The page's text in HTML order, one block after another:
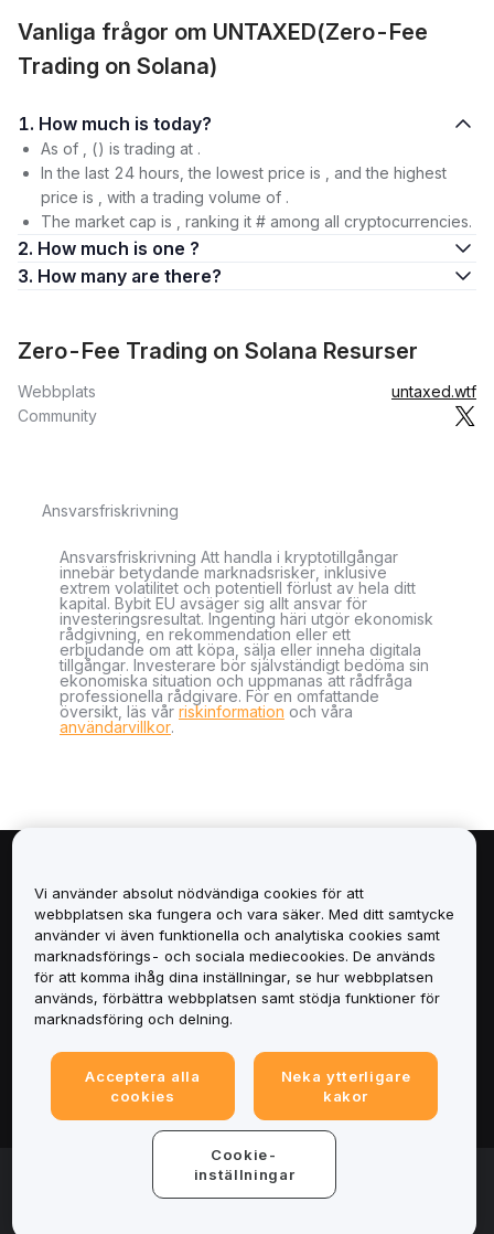
Vanliga frågor om UNTAXED(Zero-Fee
Trading on Solana)
1. How much is today?
As of , () is trading at .
In the last 24 hours, the lowest price is , and the highest
price is , with a trading volume of .
The market cap is , ranking it # among all cryptocurrencies.
2. How much is one ?
3. How many are there?
Zero-Fee Trading on Solana Resurser
Webbplats
untaxed.wtf
Community
Ansvarsfriskrivning
Ansvarsfriskrivning Att handla i kryptotillgångar
innebär betydande marknadsrisker, inklusive
extrem volatilitet och potentiell förlust av hela ditt
kapital. Bybit EU avsäger sig allt ansvar för
investeringsresultat. Ingenting häri utgör ekonomisk
rådgivning, en rekommendation eller ett
erbjudande om att köpa, sälja eller inneha digitala
tillgångar. Investerare bör självständigt bedöma sin
ekonomiska situation och uppmanas att rådfråga
professionella rådgivare. För en omfattande
översikt, läs vår riskinformation och våra
användarvillkor.
Tjänster
Support
© 2025-2026 Bybit.eu. All rights reserved.
Vi använder absolut nödvändiga cookies för att
webbplatsen ska fungera och vara säker. Med ditt samtycke
använder vi även funktionella och analytiska cookies samt
marknadsförings- och sociala mediecookies. De används
för att komma ihåg dina inställningar, se hur webbplatsen
används, förbättra webbplatsen samt stödja funktioner för
marknadsföring och delning.
Acceptera alla
cookies
Neka ytterligare
kakor
Cookie-
inställningar